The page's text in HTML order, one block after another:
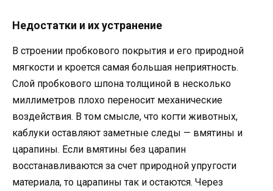
Недостатки и их устранение
В строении пробкового покрытия и его природной
мягкости и кроется самая большая неприятность.
Слой пробкового шпона толщиной в несколько
миллиметров плохо переносит механические
воздействия. В том смысле, что когти животных,
каблуки оставляют заметные следы — вмятины и
царапины. Если вмятины без царапин
восстанавливаются за счет природной упругости
материала, то царапины так и остаются. Через